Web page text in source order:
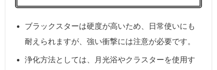
ブラックスターは硬度が高いため、日常使いにも
耐えられますが、強い衝撃には注意が必要です。
浄化方法としては、月光浴やクラスターを使用す